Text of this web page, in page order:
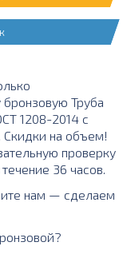
Труба
1208-2014 с
Скидки на объем!
проверку
36 часов.
нам — сделаем